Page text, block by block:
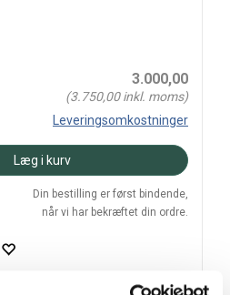
3.000,00
(3.750,00inkl. moms)
Leveringsomkostninger
Læg i kurv
Din bestilling er først bindende,
når vi har bekræftet din ordre.